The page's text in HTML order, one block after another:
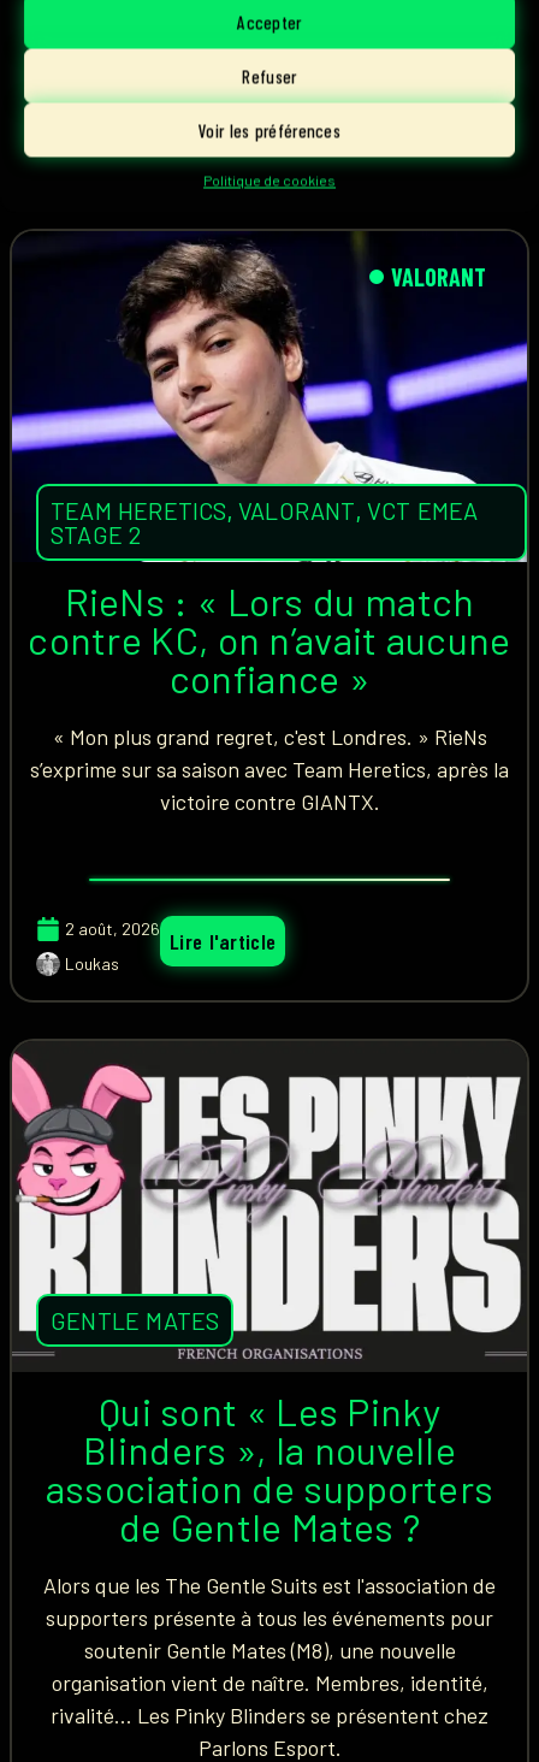
Accepter
Refuser
Voir les préférences
Politique de cookies
Loukas
Lire l'article
VALORANT
TEAM HERETICS,VALORANT,VCT EMEA
STAGE 2
RieNs : « Lors du match
contre KC, on n’avait aucune
confiance »
« Mon plus grand regret, c'est Londres. » RieNs
s’exprime sur sa saison avec Team Heretics, après la
victoire contre GIANTX.
2 août, 2026
Loukas
Lire l'article
GENTLE MATES
Qui sont « Les Pinky
Blinders », la nouvelle
association de supporters
de Gentle Mates ?
Alors que les The Gentle Suits est l'association de
supporters présente à tous les événements pour
soutenir Gentle Mates (M8), une nouvelle
organisation vient de naître. Membres, identité,
rivalité... Les Pinky Blinders se présentent chez
Parlons Esport.